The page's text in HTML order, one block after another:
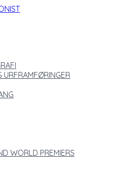
URFRAMFØRINGER
WORLD PREMIERS